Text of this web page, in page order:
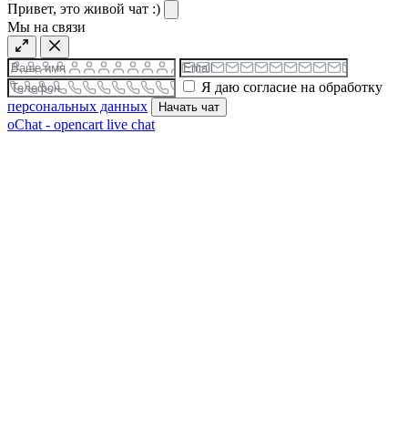
Привет, это живой чат :)
Мы на связи
Я даю согласие на обработку
персональных данных
Начать чат
oChat - opencart live chat